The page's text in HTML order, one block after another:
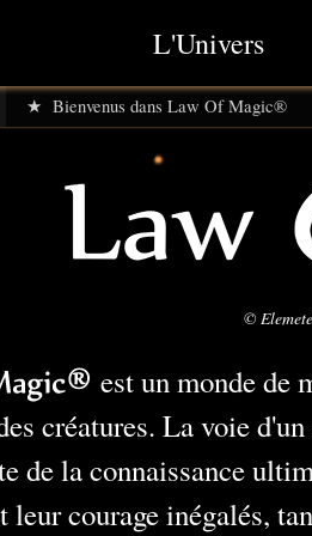
★ Bienvenus dans Law Of Magic®
©
est un monde de
créatures. La voie
de la connaissance
leur courage inégalés,
L'Univers